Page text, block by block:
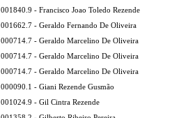
001840.9 - Francisco Joao Toledo Rezende
001662.7 - Geraldo Fernando De Oliveira
000714.7 - Geraldo Marcelino De Oliveira
000714.7 - Geraldo Marcelino De Oliveira
000714.7 - Geraldo Marcelino De Oliveira
000090.1 - Giani Rezende Gusmão
001024.9 - Gil Cintra Rezende